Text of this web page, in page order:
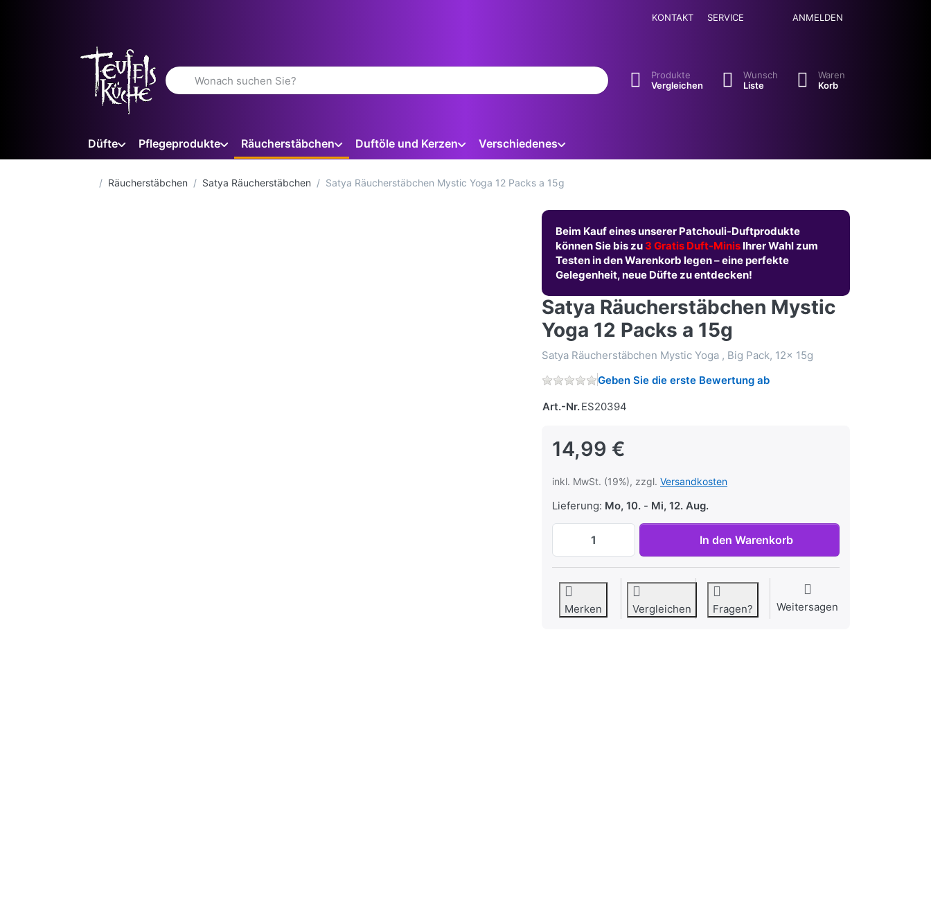
KONTAKT SERVICE ANMELDEN
Geben Sie einen Suchbegriff ein. Während Sie tippen, erscheinen automatisch erste Ergebnisse. Drücken Sie die Eingabetaste, um alle Ergebnisse
Produkte
Vergleichen
Wunsch
Liste
Waren
Korb
Düfte Pflegeprodukte Räucherstäbchen Duftöle und Kerzen Verschiedenes
Startseite
Räucherstäbchen Satya Räucherstäbchen Satya Räucherstäbchen Mystic Yoga 12 Packs a 15g
Beim Kauf eines unserer Patchouli-Duftprodukte
können Sie bis zu 3 Gratis Duft-Minis Ihrer Wahl zum
Testen in den Warenkorb legen – eine perfekte
Gelegenheit, neue Düfte zu entdecken!
Satya Räucherstäbchen Mystic
Yoga 12 Packs a 15g
Satya Räucherstäbchen Mystic Yoga , Big Pack, 12x 15g
Geben Sie die erste Bewertung ab
Art.-Nr.ES20394
14,99 €
inkl. MwSt. (19%), zzgl. Versandkosten
Lieferung: Mo, 10. - Mi, 12. Aug.
Satya Räucherstäbchen Mystic Yoga 12 Packs a 15g zu
In den Warenkorb
Merken Vergleichen Fragen? Weitersagen